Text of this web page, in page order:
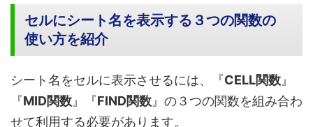
セルにシート名を表示する３つの関数の
使い方を紹介
シート名をセルに表示させるには、『CELL関数 』
『MID関数 』『FIND関数 』の３つの関数を組み合わ
せて利用する必要があります。